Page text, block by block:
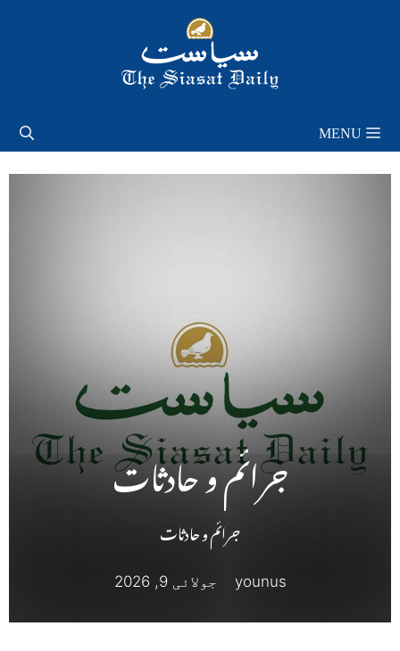
MENU
جـــرائـــم و حـــادثــات
جرائم و حادثات
younus جولائی 9, 2026